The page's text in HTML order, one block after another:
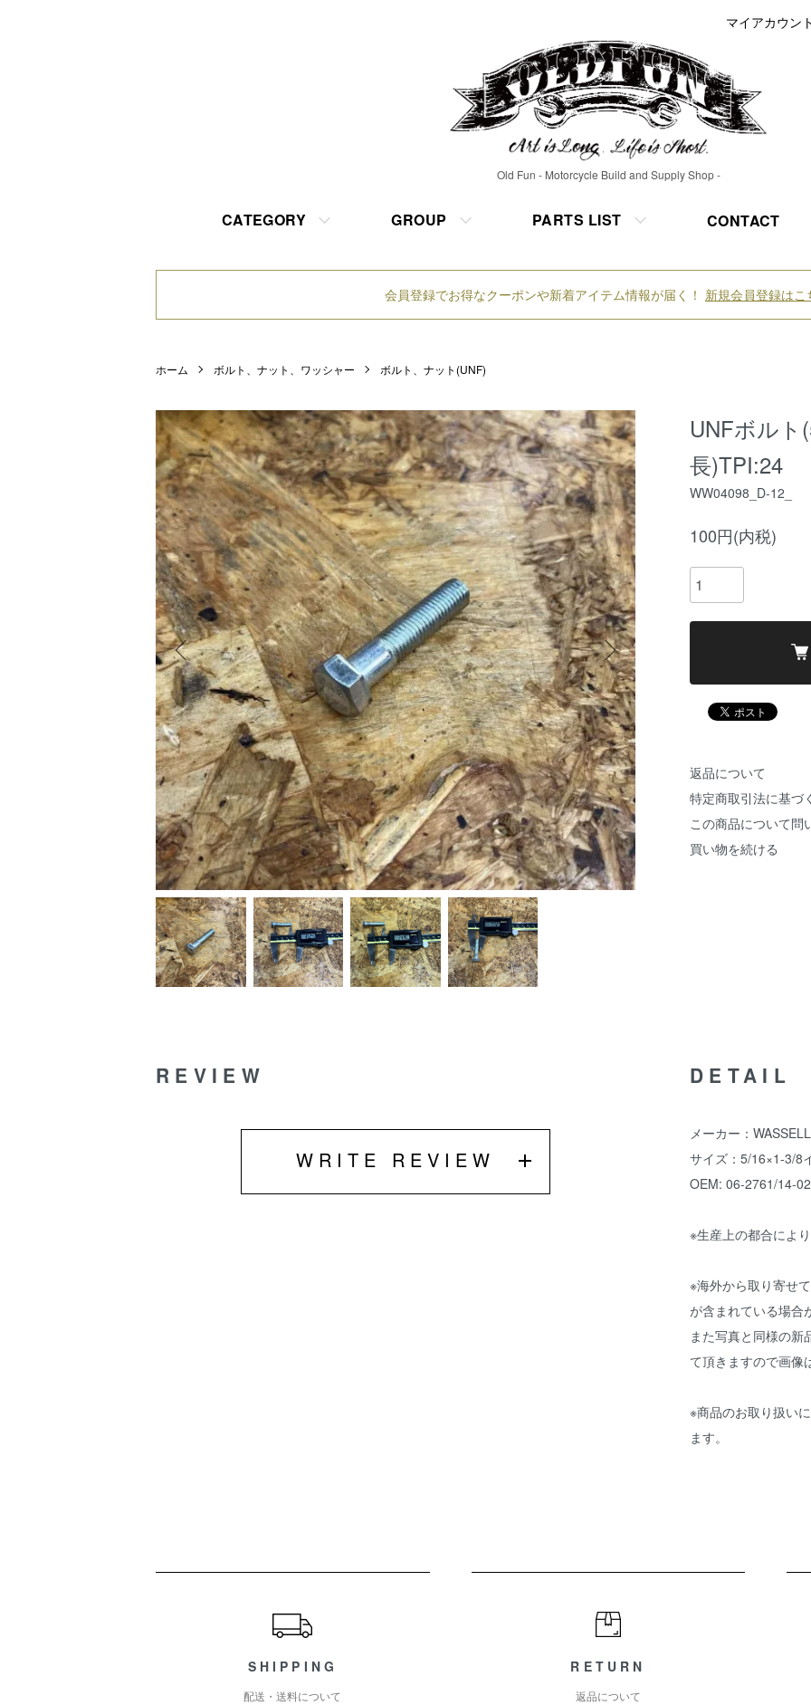
Old Fun - Motorcycle Build and Supply Shop -
CATEGORY GROUP PARTS LIST CONTACT
マイアカウント
会員登録でお得なクーポンや新着アイテム情報が届く！ 新規会員登録はこ
ホーム ボルト、ナット、ワッシャー ボルト、ナット(UNF)
UNFボルト
長)TPI:24
WW04098_D-12_
100円(内税)
返品について
特定商取引法に基づ
この商品について問
買い物を続ける
DETAIL
メーカー：WASSELL
サイズ：5/16×1-3/8
OEM: 06-2761/14-
※生産上の都合によ
※海外から取り寄せ
が含まれている場合
また写真と同様の新
て頂きますので画像
※商品のお取り扱い
ます。
REVIEW
WRITE REVIEW
SHIPPING
配送・送料について
RETURN
返品について